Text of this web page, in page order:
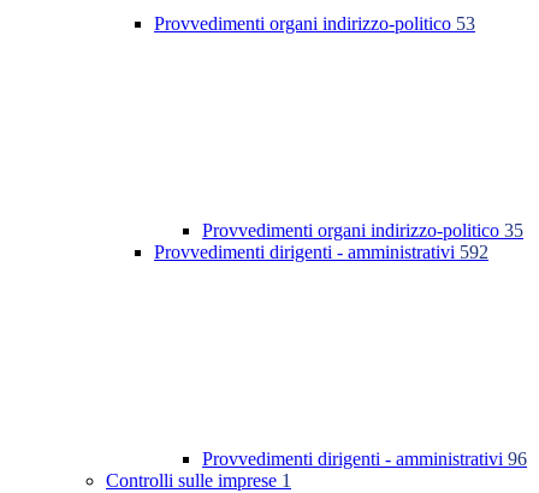
Provvedimenti organi indirizzo-politico 53
Provvedimenti organi indirizzo-politico 35
Provvedimenti dirigenti - amministrativi 592
Provvedimenti dirigenti - amministrativi 96
Controlli sulle imprese 1